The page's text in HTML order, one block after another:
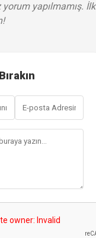
yapılmamış. İlk